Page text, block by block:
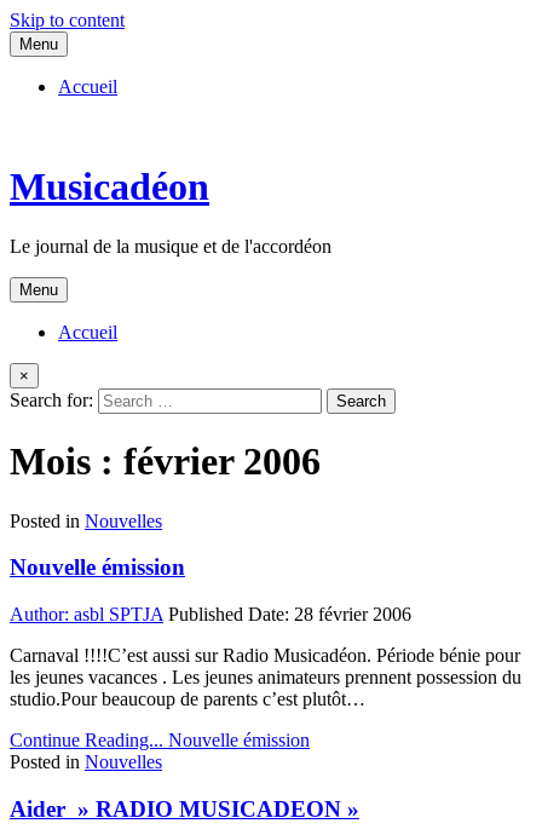
Skip to content
Menu
Accueil
Musicadéon
Le journal de la musique et de l'accordéon
Menu
Accueil
×
Search for:
Mois : février 2006
Posted in Nouvelles
Nouvelle émission
Author: asbl SPTJA Published Date: 28 février 2006
Carnaval !!!!C’est aussi sur Radio Musicadéon. Période bénie pour
les jeunes vacances . Les jeunes animateurs prennent possession du
studio.Pour beaucoup de parents c’est plutôt…
Continue Reading... Nouvelle émission
Posted in Nouvelles
Aider » RADIO MUSICADEON »